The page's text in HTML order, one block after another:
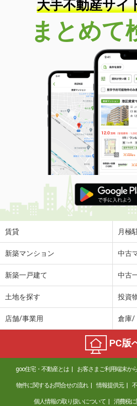
大手不動産サイ
まとめて
賃貸 月極
新築マンション 中古
新築一戸建て 中古
土地を探す 投資
店舗/事業用 倉庫/
PC版
goo住宅・不動産とは お客さまご利用端末か
物件に関するお問合せの流れ 情報提供元
個人情報の取り扱いについて 消費税